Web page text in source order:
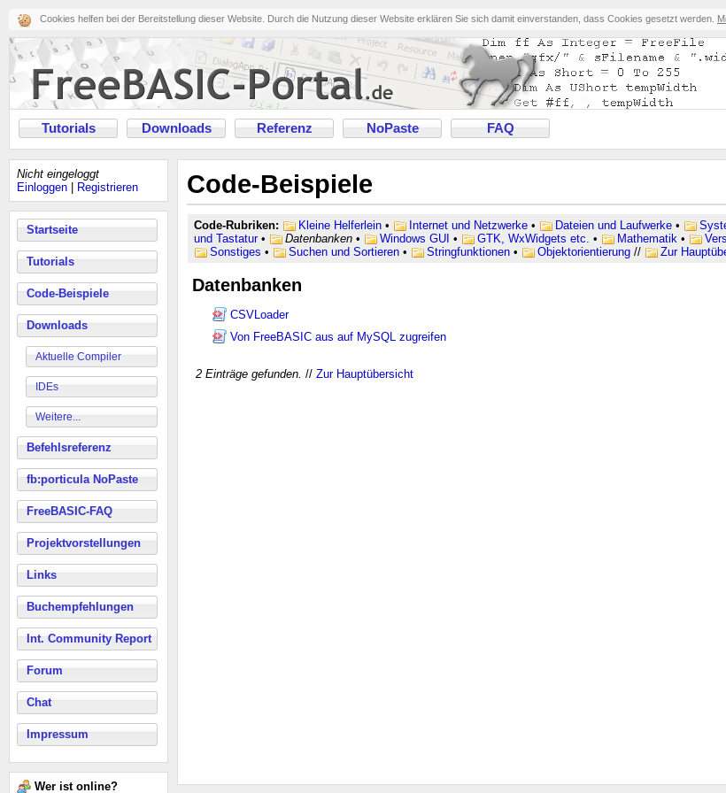
Cookies helfen bei der Bereitstellung dieser Website. Durch die Nutzung dieser Website erklären Sie sich damit einverstanden, dass Cookies gesetzt werden.
Tutorials Downloads Referenz NoPaste FAQ
Nicht eingeloggt
Einloggen
Registrieren
Startseite
Tutorials
Code-Beispiele
Downloads
Aktuelle Compiler
IDEs
Weitere...
Befehlsreferenz
fb:porticula NoPaste
FreeBASIC-FAQ
Projektvorstellungen
Links
Buchempfehlungen
Int. Community Report
Forum
Chat
Impressum
Wer ist online?
Code-Beispiele
Code-Rubriken: Kleine Helferlein • Internet und Netzwerke • Dateien und Laufwerke •
und Tastatur• Datenbanken • Windows GUI • GTK, WxWidgets etc. • Mathematik •
Sonstiges • Suchen und Sortieren • Stringfunktionen • Objektorientierung // Zur
Datenbanken
CSVLoader
Von FreeBASIC aus auf MySQL zugreifen
2 Einträge gefunden. // Zur Hauptübersicht